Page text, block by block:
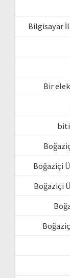
Bilgisayar
Bir
Boğaziçi
Boğaziçi